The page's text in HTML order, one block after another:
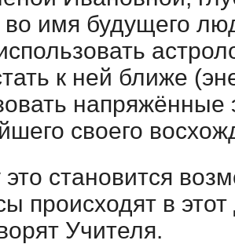
имя будущего
к ней ближе
напряжённые
своего
становится
происходят в
Учителя.